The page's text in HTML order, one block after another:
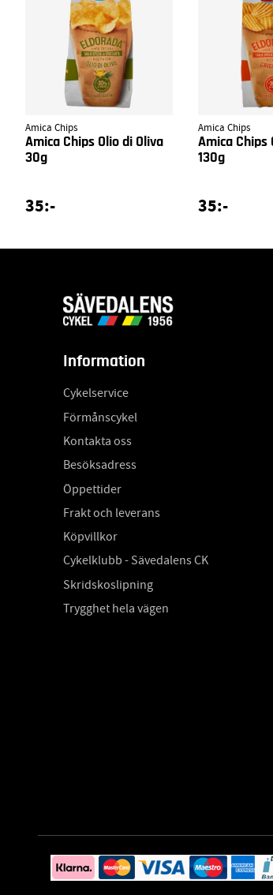
Amica Chips
Amica Chips Olio di Oliva
30g
35:-
Amica Chips
Amica Chips
130g
35:-
Information
Cykelservice
Förmånscykel
Kontakta oss
Besöksadress
Öppettider
Frakt och leverans
Köpvillkor
Cykelklubb - Sävedalens CK
Skridskoslipning
Trygghet hela vägen